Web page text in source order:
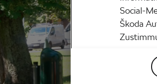
Social-
Škoda